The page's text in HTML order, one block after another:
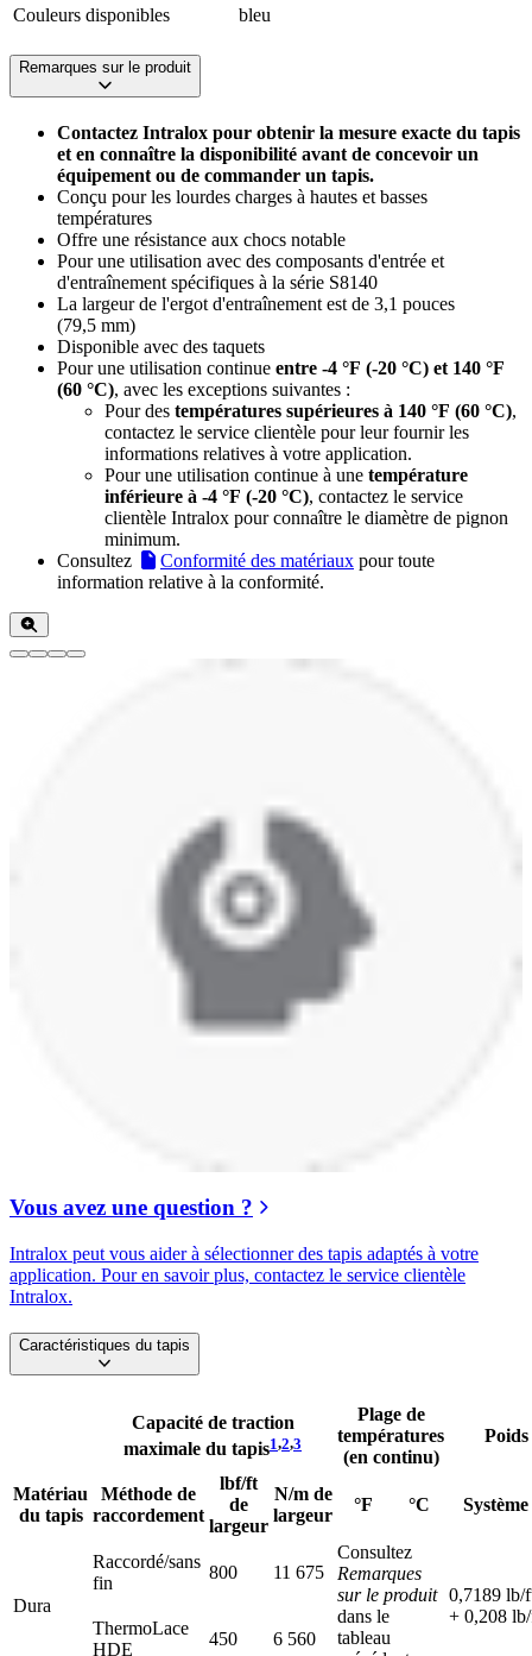
Couleurs disponibles
bleu
Remarques sur le produit
Contactez Intralox pour obtenir la mesure exacte du tapis
et en connaître la disponibilité avant de concevoir un
équipement ou de commander un tapis.
Conçu pour les lourdes charges à hautes et basses
températures
Offre une résistance aux chocs notable
Pour une utilisation avec des composants d'entrée et
d'entraînement spécifiques à la série S8140
La largeur de l'ergot d'entraînement est de 3,1 pouces
(79,5 mm)
Disponible avec des taquets
Pour une utilisation continue entre -4 °F (-20 °C) et 140 °F
(60 °C), avec les exceptions suivantes :
Pour des températures supérieures à 140 °F (60 °C),
contactez le service clientèle pour leur fournir les
informations relatives à votre application.
Pour une utilisation continue à une température
inférieure à -4 °F (-20 °C), contactez le service
clientèle Intralox pour connaître le diamètre de pignon
minimum.
Consultez
Conformité des matériaux pour toute
information relative à la conformité.
Vous avez une question ?
Intralox peut vous aider à sélectionner des tapis adaptés à votre
application. Pour en savoir plus, contactez le service clientèle
Intralox.
Caractéristiques du tapis
Capacité de traction
maximale du tapis1,2,3
Plage de
températures
(en continu)
Matériau
du tapis
Méthode de
raccordement
lbf/ft
de
largeur
N/m de
largeur
°F °C Système
Dura
Raccordé/sans
fin
800 11 675
Consultez
Remarques
sur le produit
dans le
tableau
0,7189 lb/
+ 0,208
ThermoLace
HDE
450 6 560